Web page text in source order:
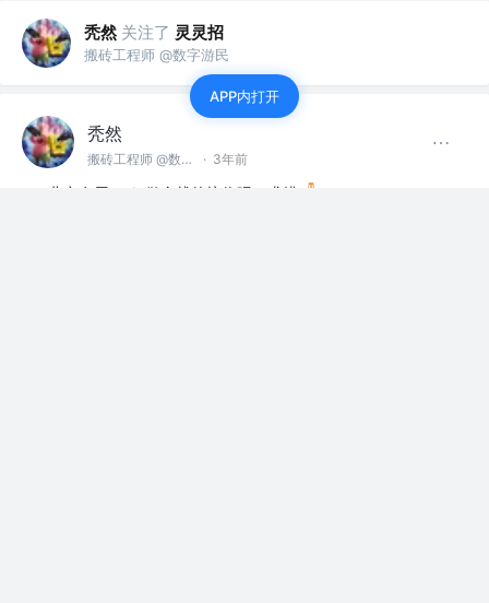
秃然 关注了 灵灵招
搬砖工程师 @数字游民
秃然
搬砖工程师 @数字游民 · 3年前
北京有用node做全栈的坑位吗？求捞
APP内打开